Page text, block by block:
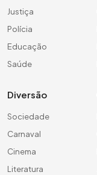
Justiça
Polícia
Educação
Saúde
Diversão
Sociedade
Carnaval
Cinema
Literatura